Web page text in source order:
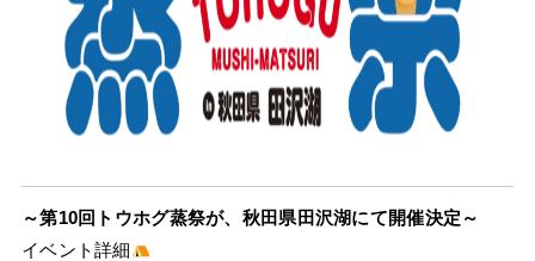
～第10回トウホグ蒸祭が、秋田県田沢湖にて開催決定～
イベント詳細